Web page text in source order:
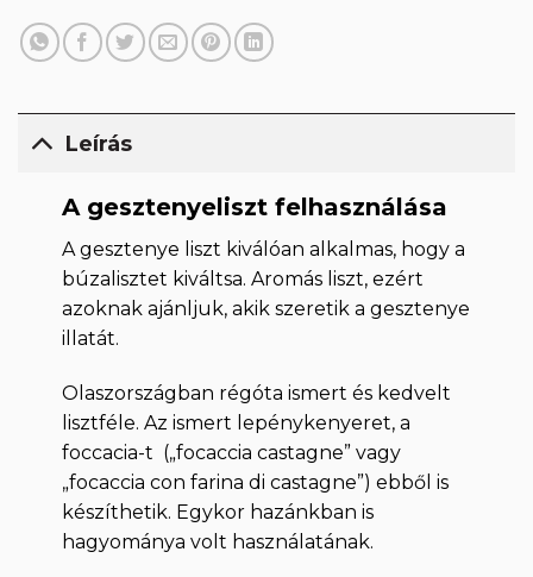
Leírás
A gesztenyeliszt felhasználása
A gesztenye liszt kiválóan alkalmas, hogy a
búzalisztet kiváltsa. Aromás liszt, ezért
azoknak ajánljuk, akik szeretik a gesztenye
illatát.
Olaszországban régóta ismert és kedvelt
lisztféle. Az ismert lepénykenyeret, a
foccacia-t („focaccia castagne” vagy
„focaccia con farina di castagne”) ebből is
készíthetik. Egykor hazánkban is
hagyománya volt használatának.